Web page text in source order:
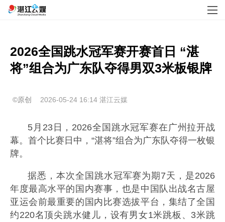
2026全国跳水冠军赛开赛首日 “湛
将”组合为广东队夺得男双3米板银牌
©原创 2026-05-24 16:14 湛江云媒
5月23日，2026全国跳水冠军赛在广州拉开战
幕。首个比赛日中，“湛将”组合为广东队夺得一枚银
牌。
据悉，本次全国跳水冠军赛为期7天，是2026
年度最高水平的国内赛事，也是中国队出战名古屋
亚运会前最重要的国内比赛选拔平台，集结了全国
约220名顶尖跳水健儿，设有男女1米跳板、3米跳